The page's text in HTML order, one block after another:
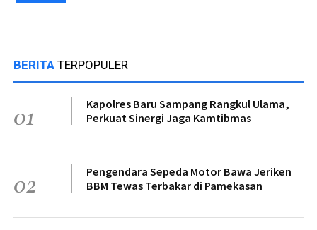
BERITA TERPOPULER
01
Kapolres Baru Sampang Rangkul Ulama,
Perkuat Sinergi Jaga Kamtibmas
02
Pengendara Sepeda Motor Bawa Jeriken
BBM Tewas Terbakar di Pamekasan